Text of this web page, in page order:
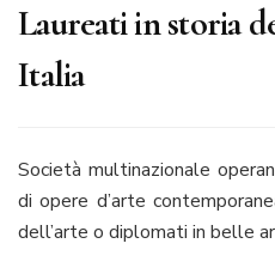
Laureati in storia
Italia
Società multinazionale
di opere d’arte
dell’arte o diplomati in belle